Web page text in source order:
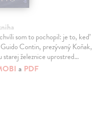
som to pochopil: je to, keď
Contin, prezývaný Koňak,
starej železnice uprostred…
a PDF